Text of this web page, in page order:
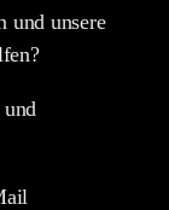
und unsere